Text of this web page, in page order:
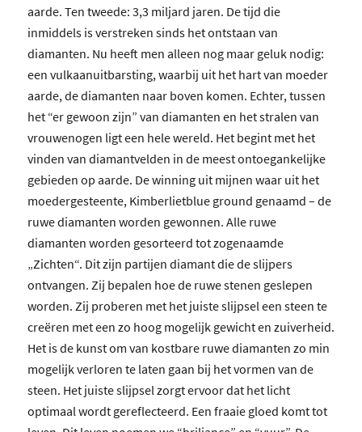
aarde. Ten tweede: 3,3 miljard jaren. De tijd die
inmiddels is verstreken sinds het ontstaan van
diamanten. Nu heeft men alleen nog maar geluk nodig:
een vulkaanuitbarsting, waarbij uit het hart van moeder
aarde, de diamanten naar boven komen. Echter, tussen
het “er gewoon zijn” van diamanten en het stralen van
vrouwenogen ligt een hele wereld. Het begint met het
vinden van diamantvelden in de meest ontoegankelijke
gebieden op aarde. De winning uit mijnen waar uit het
moedergesteente, Kimberlietblue ground genaamd – de
ruwe diamanten worden gewonnen. Alle ruwe
diamanten worden gesorteerd tot zogenaamde
„Zichten“. Dit zijn partijen diamant die de slijpers
ontvangen. Zij bepalen hoe de ruwe stenen geslepen
worden. Zij proberen met het juiste slijpsel een steen te
creëren met een zo hoog mogelijk gewicht en zuiverheid.
Het is de kunst om van kostbare ruwe diamanten zo min
mogelijk verloren te laten gaan bij het vormen van de
steen. Het juiste slijpsel zorgt ervoor dat het licht
optimaal wordt gereflecteerd. Een fraaie gloed komt tot